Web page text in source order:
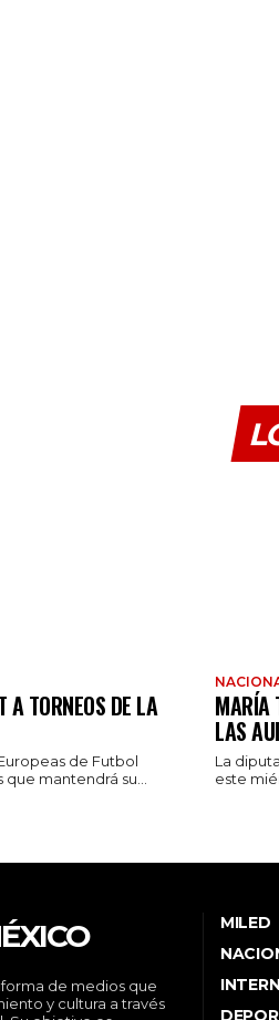
A TORNEOS DE LA
de Futbol
que mantendrá su...
MARÍA
LAS
La
este
de medios que
y cultura a través
MILED